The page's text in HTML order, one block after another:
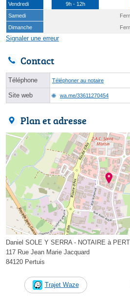
Vendredi
9h - 12h
Samedi
Dimanche
Signaler une erreur
Contact
Téléphone Téléphoner au notaire
Site web wa.me/33611270454
Plan et adresse
Daniel SOLE Y SERRA - NOTAIRE à
117 Rue Jean Marie Jacquard
84120 Pertuis
Trajet Waze